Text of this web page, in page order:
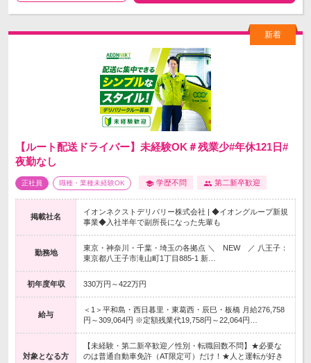
【ルート配送ドライバー】未経験OK＃残業少#年休121日#
夜勤なし
正社員 職種・業種未経験OK 学歴不問 第二新卒歓迎
掲載社名
イオンネクストデリバリー株式会社 | ◆イオングループ新規
事業◆入社半年で副所長になった先輩も
勤務地
東京・神奈川・千葉・埼玉の各拠点 ＼ NEW ／ 八王子：
東京都八王子市滝山町1丁目885-1 新…
初年度年収 330万円～422万円
給与
＜1＞平和島・西日暮里・東葛西・辰巳・板橋 月給276,758
円～309,064円 ※定額残業代19,758円～22,064円…
対象となる方
【未経験・第二新卒歓迎／性別・転職回数不問】★必要な
のは普通自動車免許（AT限定可）だけ！★人と運転が好き